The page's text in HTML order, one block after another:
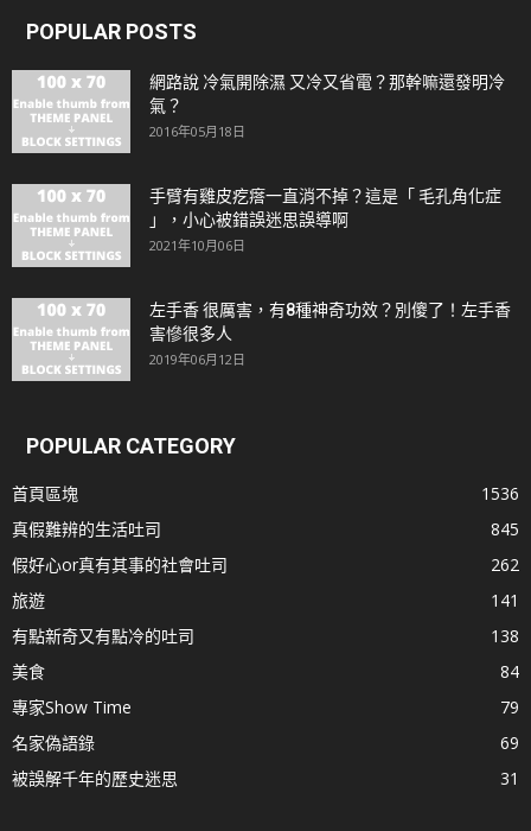
POPULAR POSTS
網路說 冷氣開除濕 又冷又省電？那幹嘛還發明冷
氣？
2016年05月18日
手臂有雞皮疙瘩一直消不掉？這是「 毛孔角化症
」，小心被錯誤迷思誤導啊
2021年10月06日
左手香 很厲害，有8種神奇功效？別傻了！左手香
害慘很多人
2019年06月12日
POPULAR CATEGORY
首頁區塊
1536
真假難辨的生活吐司
845
假好心or真有其事的社會吐司
262
旅遊
141
有點新奇又有點冷的吐司
138
美食
84
專家Show Time
79
名家偽語錄
69
被誤解千年的歷史迷思
31